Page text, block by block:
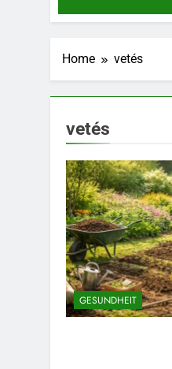
Home vetés
vetés
GESUNDHEIT